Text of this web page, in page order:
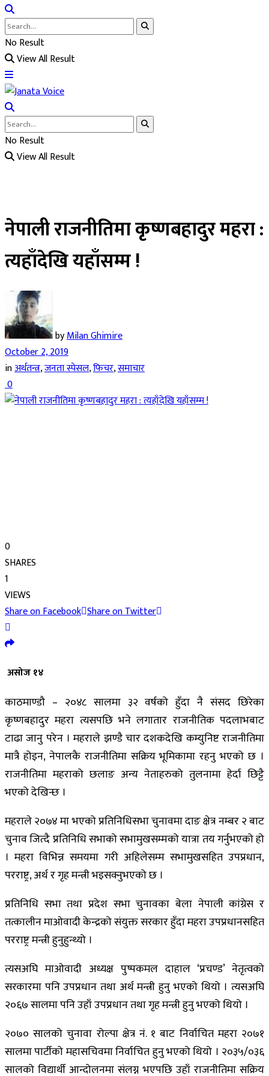
No Result
View All Result
No Result
View All Result
नेपाली राजनीतिमा कृष्णबहादुर महरा :
त्यहाँदेखि यहाँसम्म !
byMilan Ghimire
October 2, 2019
inअर्थतन्त्र,जनता स्पेसल,फिचर,समाचार
0
0
SHARES
1
VIEWS
Share on Facebook Share on Twitter
असोज १४
काठमाण्डौ – २०४८ सालमा ३२ वर्षको हुँदा नै संसद छिरेका
कृष्णबहादुर महरा त्यसपछि भने लगातार राजनीतिक पदलाभबाट
टाढा जानु परेन । महराले झण्डै चार दशकदेखि कम्युनिष्ट राजनीतिमा
मात्रै होइन, नेपालकै राजनीतिमा सक्रिय भूमिकामा रहनु भएको छ ।
राजनीतिमा महराको छलाङ अन्य नेताहरुको तुलनामा हेर्दा छिट्टै
भएको देखिन्छ ।
महराले २०७४ मा भएको प्रतिनिधिसभा चुनावमा दाङ क्षेत्र नम्बर २ बाट
चुनाव जित्दै प्रतिनिधि सभाको सभामुखसम्मको यात्रा तय गर्नुभएको हो
। महरा विभिन्न समयमा गरी अहिलेसम्म सभामुखसहित उपप्रधान,
परराष्ट्र, अर्थ र गृह मन्त्री भइसक्नुभएको छ ।
प्रतिनिधि सभा तथा प्रदेश सभा चुनावका बेला नेपाली कांग्रेस र
तत्कालीन माओवादी केन्द्रको संयुक्त सरकार हुँदा महरा उपप्रधानसहित
परराष्ट्र मन्त्री हुनुहुन्थ्यो ।
त्यसअघि माओवादी अध्यक्ष पुष्पकमल दाहाल ‘प्रचण्ड’ नेतृत्वको
सरकारमा पनि उपप्रधान तथा अर्थ मन्त्री हुनु भएको थियो । त्यसअघि
२०६७ सालमा पनि उहाँ उपप्रधान तथा गृह मन्त्री हुनु भएको थियो ।
२०७० सालको चुनावा रोल्पा क्षेत्र नं. १ बाट निर्वाचित महरा २०७१
सालमा पार्टीको महासचिवमा निर्वाचित हुनु भएको थियो । २०३५/०३६
सालको विद्यार्थी आन्दोलनमा संलग्न भएपछि उहाँ राजनीतिमा सक्रिय